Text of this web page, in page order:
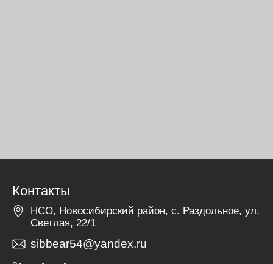
Контакты
НСО, Новосибирский район, с. Раздольное, ул.
Светлая, 22/1
sibbear54@yandex.ru